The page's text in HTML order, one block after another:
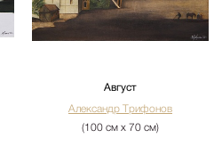
Август
Александр Трифонов
(100 см х 70 см)